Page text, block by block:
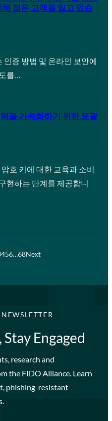
젊은 고객을 잃고 있습
증 방법 및 온라인 보안에
를…
을 가속화하기 위한 포괄
호 키에 대한 교육과 소비
현하는 단계를 제공합니
456…68Next
Engaged
research and
the FIDO Alliance. Learn
phishing-resistant